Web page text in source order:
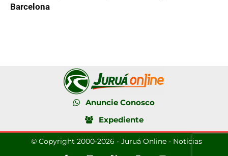
Barcelona
Anuncie Conosco
Expediente
© Copyright 2000-2026 - Juruá Online - Notícias